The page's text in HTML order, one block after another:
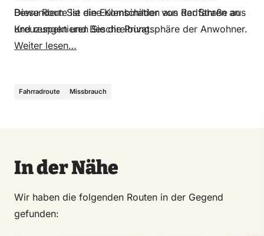
Bewundern Sie die Eulenschilder von der Straße aus
und respektieren Sie die Privatsphäre der Anwohner.
Diese Route ist eine Kombination aus Radfahren an
Kreuzungen und Beschreibung.
Weiter lesen…
Fahrradroute Missbrauch
In der Nähe
Wir haben die folgenden Routen in der Gegend
gefunden: